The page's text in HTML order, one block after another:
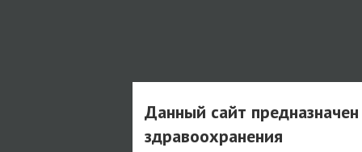
Данный сайт
здравоохранения